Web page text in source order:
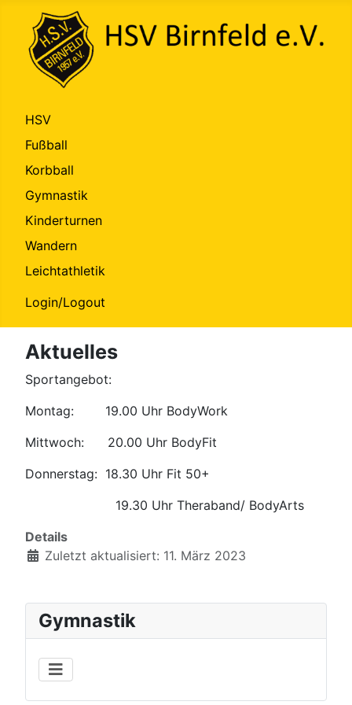
HSV
Fußball
Korbball
Gymnastik
Kinderturnen
Wandern
Leichtathletik
Login/Logout
Aktuelles
Sportangebot:
Montag: 19.00 Uhr BodyWork
Mittwoch: 20.00 Uhr BodyFit
Donnerstag: 18.30 Uhr Fit 50+
19.30 Uhr Theraband/ BodyArts
Details
Zuletzt aktualisiert: 11. März 2023
Gymnastik